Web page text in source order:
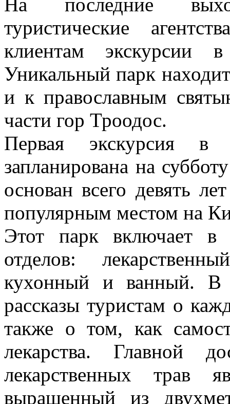
На последние
туристические
клиентам экскурсии
Уникальный парк
и к православным
части гор Троодос.
Первая экскурсия в
запланирована на
основан всего девять
популярным местом на
Этот парк включает в
отделов:
кухонный и ванный. В
рассказы туристам о
также о том, как
лекарства. Главной
лекарственных трав
выращенный из